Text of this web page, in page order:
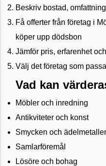
Beskriv bostad,
Få offerter från företag i
köper upp dödsbon
Jämför pris, erfarenhet
Välj det företag som
Vad kan
Möbler och inredning
Antikviteter och konst
Smycken och ädelmetaller
Samlarföremål
Lösöre och bohag